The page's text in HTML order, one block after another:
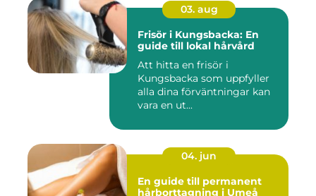
03. aug
Frisör i Kungsbacka: En
guide till lokal hårvård
Att hitta en frisör i
Kungsbacka som uppfyller
alla dina förväntningar kan
vara en ut...
04. jun
En guide till permanent
hårborttagning i Umeå